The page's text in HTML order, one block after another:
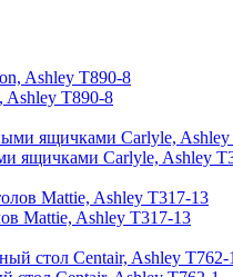
Ashley T890-8
ящичками Carlyle, Ashley
Mattie, Ashley T317-13